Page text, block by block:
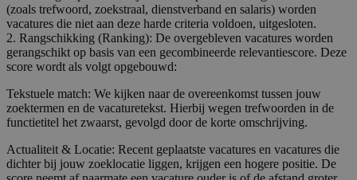
(zoals trefwoord, zoekstraal, dienstverband en salaris) worden
vacatures die niet aan deze harde criteria voldoen, uitgesloten.
2. Rangschikking (Ranking): De overgebleven vacatures worden
gerangschikt op basis van een gecombineerde relevantiescore. Deze
score wordt als volgt opgebouwd:
Tekstuele match: We kijken naar de overeenkomst tussen jouw
zoektermen en de vacaturetekst. Hierbij wegen trefwoorden in de
functietitel het zwaarst, gevolgd door de korte omschrijving.
Actualiteit & Locatie: Recent geplaatste vacatures en vacatures die
dichter bij jouw zoeklocatie liggen, krijgen een hogere positie. De